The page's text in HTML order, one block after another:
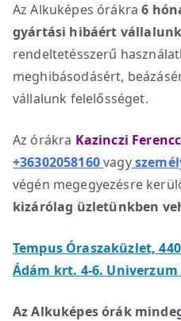
Az Alkuképes órákra6
gyártási hibáért
rendeltetésszerű
meghibásodásért,
vállalunk felelősséget.
Az órákra Kazinczi
+36302058160vagy
végén megegyezésre
kizárólag üzletünkben
Tempus Óraszaküzlet,
Ádám krt. 4-6. Univerzum
Az Alkuképes órák